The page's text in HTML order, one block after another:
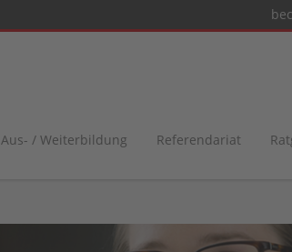
Aus- / Weiterbildung Referendariat